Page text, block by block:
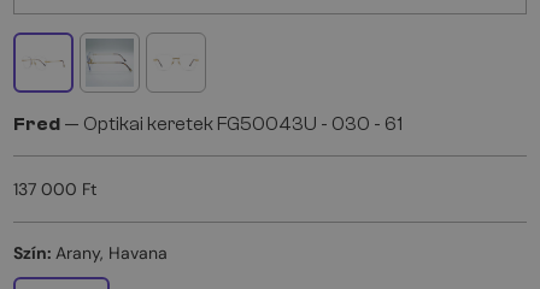
Fred — Optikai keretek FG50043U - 030 - 61
137 000 Ft
Szín: Arany, Havana